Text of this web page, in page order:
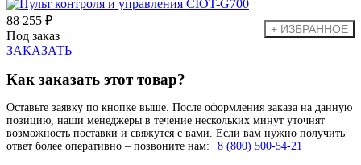
88 255 ₽
Под заказ
ЗАКАЗАТЬ
Как заказать этот товар?
Оставьте заявку по кнопке выше. После оформления заказа на данную
позицию, наши менеджеры в течение нескольких минут уточнят
возможность поставки и свяжутся с вами. Если вам нужно получить
ответ более оперативно – позвоните нам:
8 (800) 500-54-21